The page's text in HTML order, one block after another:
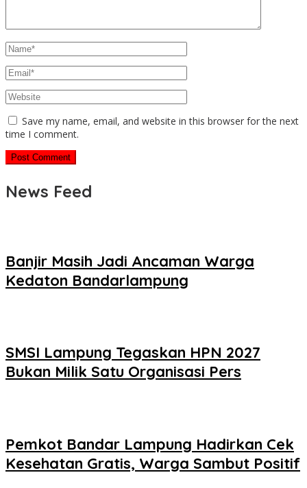
Save my name, email, and website in this browser for the next
time I comment.
News Feed
Banjir Masih Jadi Ancaman Warga
Kedaton Bandarlampung
SMSI Lampung Tegaskan HPN 2027
Bukan Milik Satu Organisasi Pers
Pemkot Bandar Lampung Hadirkan Cek
Kesehatan Gratis, Warga Sambut Positif